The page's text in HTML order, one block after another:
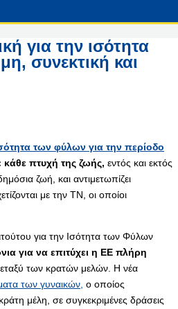
για την ισότητα
συνεκτική και
των φύλων για την περίοδο
πτυχή της ζωής, εντός και εκτός
ζωή, και αντιμετωπίζει
με την ΤΝ, οι οποίοι
για την Ισότητα των Φύλων
για να επιτύχει η ΕΕ πλήρη
των κρατών μελών. Η νέα
των γυναικών, ο οποίος
μέλη, σε συγκεκριμένες δράσεις